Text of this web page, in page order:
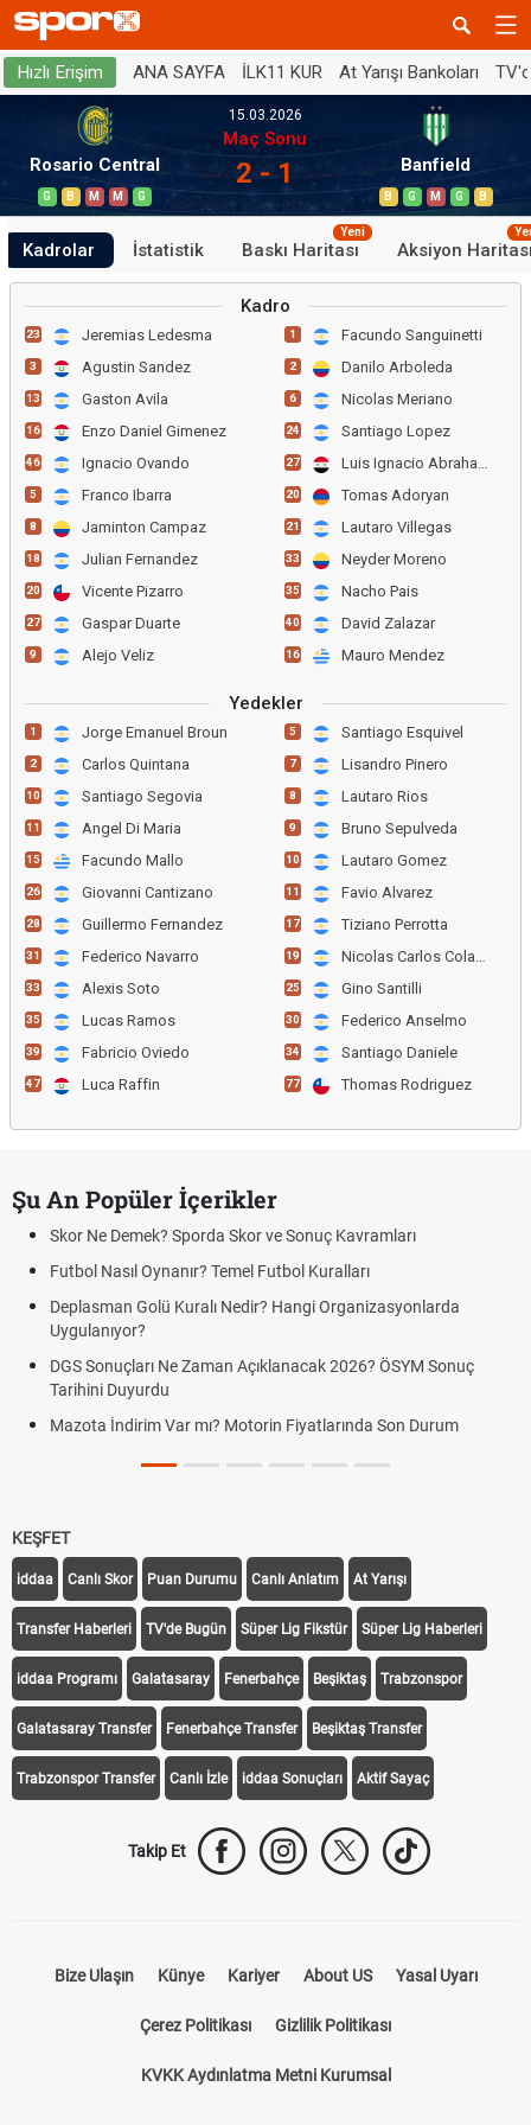
Hızlı Erişim ANA SAYFA İLK11 KUR At Yarışı Bankoları
Rosario Central
G B M M G
15.03.2026
Maç Sonu
2 - 1 Banfield
B G M G B
Kadrolar İstatistik Baskı Haritası
Yeni
Aksiyon
Kadro
23 Jeremias Ledesma
3 Agustin Sandez
13 Gaston Avila
16 Enzo Daniel Gimenez
46 Ignacio Ovando
5 Franco Ibarra
8 Jaminton Campaz
18 Julian Fernandez
20 Vicente Pizarro
27 Gaspar Duarte
9 Alejo Veliz
1 Facundo Sanguinetti
2 Danilo Arboleda
6 Nicolas Meriano
24 Santiago Lopez
27 Luis Ignacio Abraham
20 Tomas Adoryan
21 Lautaro Villegas
33 Neyder Moreno
35 Nacho Pais
40 David Zalazar
16 Mauro Mendez
Yedekler
1 Jorge Emanuel Broun
2 Carlos Quintana
10 Santiago Segovia
11 Angel Di Maria
15 Facundo Mallo
26 Giovanni Cantizano
28 Guillermo Fernandez
31 Federico Navarro
33 Alexis Soto
35 Lucas Ramos
39 Fabricio Oviedo
47 Luca Raffin
5 Santiago Esquivel
7 Lisandro Pinero
8 Lautaro Rios
9 Bruno Sepulveda
10 Lautaro Gomez
11 Favio Alvarez
17 Tiziano Perrotta
19 Nicolas Carlos Colazo
25 Gino Santilli
30 Federico Anselmo
34 Santiago Daniele
77 Thomas Rodriguez
Şu An Popüler İçerikler
Skor Ne Demek? Sporda Skor ve Sonuç Kavramları
Futbol Nasıl Oynanır? Temel Futbol Kuralları
Deplasman Golü Kuralı Nedir? Hangi Organizasyonlarda
Uygulanıyor?
DGS Sonuçları Ne Zaman Açıklanacak 2026? ÖSYM Sonuç
Tarihini Duyurdu
Mazota İndirim Var mı? Motorin Fiyatlarında Son Durum
KEŞFET
iddaa Canlı Skor Puan Durumu Canlı Anlatım At Yarışı
Transfer Haberleri TV'de Bugün Süper Lig Fikstür Süper Lig Haberleri
iddaa Programı Galatasaray Fenerbahçe Beşiktaş Trabzonspor
Galatasaray Transfer Fenerbahçe Transfer Beşiktaş Transfer
Trabzonspor Transfer Canlı İzle iddaa Sonuçları Aktif Sayaç
Takip Et
Bize Ulaşın Künye Kariyer About US Yasal Uyarı
Çerez Politikası Gizlilik Politikası
KVKK Aydınlatma Metni Kurumsal